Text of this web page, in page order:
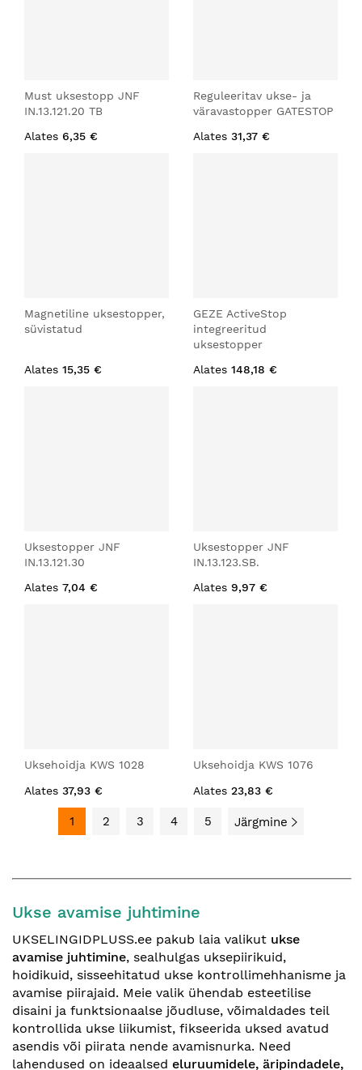
Must uksestopp JNF
IN.13.121.20 TB
Alates 6,35 €
Reguleeritav ukse- ja
väravastopper GATESTOP
Alates 31,37 €
Magnetiline uksestopper,
süvistatud
Alates 15,35 €
GEZE ActiveStop
integreeritud
uksestopper
Alates 148,18 €
Uksestopper JNF
IN.13.121.30
Alates 7,04 €
Uksestopper JNF
IN.13.123.SB.
Alates 9,97 €
Uksehoidja KWS 1028
Alates 37,93 €
Uksehoidja KWS 1076
Alates 23,83 €
1 2 3 4 5 Järgmine
Ukse avamise juhtimine
UKSELINGIDPLUSS.ee pakub laia valikut ukse
avamise juhtimine, sealhulgas uksepiirikuid,
hoidikuid, sisseehitatud ukse kontrollimehhanisme ja
avamise piirajaid. Meie valik ühendab esteetilise
disaini ja funktsionaalse jõudluse, võimaldades teil
kontrollida ukse liikumist, fikseerida uksed avatud
asendis või piirata nende avamisnurka. Need
lahendused on ideaalsed eluruumidele, äripindadele,